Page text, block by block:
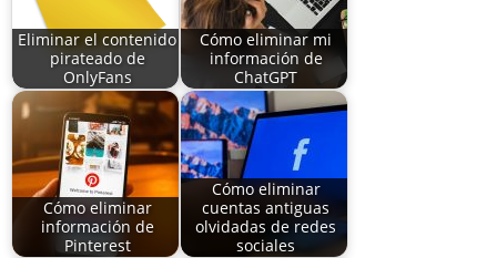
Eliminar el contenido
pirateado de
OnlyFans
Cómo eliminar mi
información de
ChatGPT
Cómo eliminar
información de
Pinterest
Cómo eliminar
cuentas antiguas
olvidadas de redes
sociales